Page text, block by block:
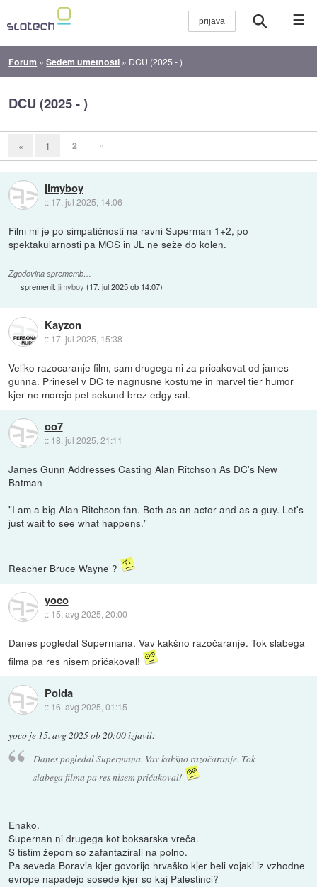
☰
Forum »Sedem umetnosti » DCU (2025 - )
DCU (2025 - )
« 1 2 »
jimyboy
:: 17. jul 2025, 14:06
Film mi je po simpatičnosti na ravni Superman 1+2, po
spektakularnosti pa MOS in JL ne seže do kolen.
Zgodovina sprememb…
spremenil:jimyboy (17. jul 2025 ob 14:07)
Kayzon
:: 17. jul 2025, 15:38
Veliko razocaranje film, sam drugega ni za pricakovat od james
gunna. Prinesel v DC te nagnusne kostume in marvel tier humor
kjer ne morejo pet sekund brez edgy sal.
oo7
:: 18. jul 2025, 21:11
James Gunn Addresses Casting Alan Ritchson As DC's New
Batman
"I am a big Alan Ritchson fan. Both as an actor and as a guy. Let's
just wait to see what happens."
Reacher Bruce Wayne ?
yoco
:: 15. avg 2025, 20:00
Danes pogledal Supermana. Vav kakšno razočaranje. Tok slabega
filma pa res nisem pričakoval!
Polda
:: 16. avg 2025, 01:15
yoco je 15. avg 2025 ob 20:00izjavil:
Danes pogledal Supermana. Vav kakšno razočaranje. Tok
slabega filma pa res nisem pričakoval!
Enako.
Supernan ni drugega kot boksarska vreča.
S tistim žepom so zafantazirali na polno.
Pa seveda Boravia kjer govorijo hrvaško kjer beli vojaki iz vzhodne
evrope napadejo sosede kjer so kaj Palestinci?